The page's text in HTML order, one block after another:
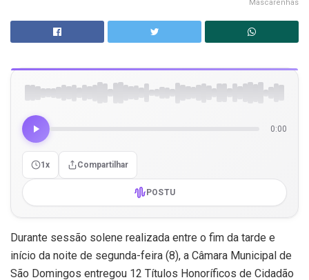
Mascarenhas
0:00
1x Compartilhar
POSTU
Durante sessão solene realizada entre o fim da tarde e
início da noite de segunda-feira (8), a Câmara Municipal de
São Domingos entregou 12 Títulos Honoríficos de Cidadão